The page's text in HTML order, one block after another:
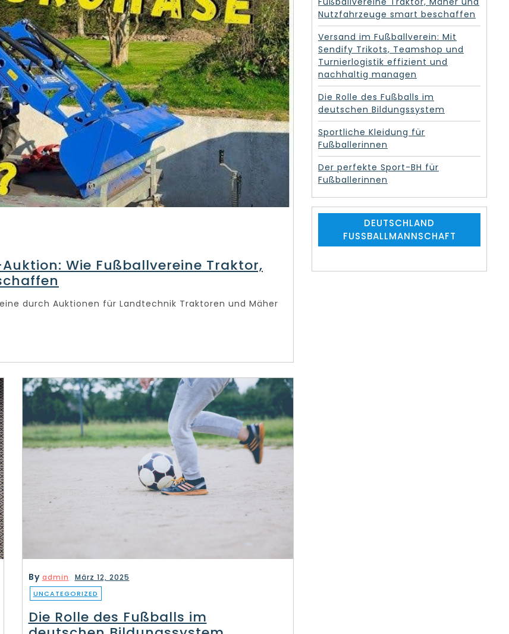
Wie Fußballvereine Traktor,
durch Auktionen für Landtechnik Traktoren und Mäher
By admin März 12, 2025
UNCATEGORIZED
Die Rolle des Fußballs im
:Nutzfahrzeuge smart beschaffen
Versand im Fußballverein: Mit
Sendify Trikots, Teamshop und
Turnierlogistik effizient und
nachhaltig managen
Die Rolle des Fußballs im
deutschen Bildungssystem
Sportliche Kleidung für
Fußballerinnen
Der perfekte Sport-BH für
Fußballerinnen
DEUTSCHLAND
FUSSBALLMANNSCHAFT